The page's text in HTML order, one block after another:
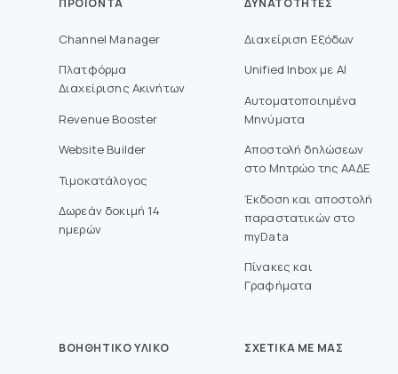
ΠΡΟΙΌΝΤΑ
Channel Manager
Πλατφόρμα
Διαχείρισης Ακινήτων
Revenue Booster
Website Builder
Τιμοκατάλογος
Δωρεάν δοκιμή 14
ημερών
ΔΥΝΑΤΌΤΗΤΕΣ
Διαχείριση Εξόδων
Unified Inbox με AI
Αυτοματοποιημένα
Μηνύματα
Aποστολή δηλώσεων
στο Mητρώο της ΑΑΔΕ
Έκδοση και αποστολή
παραστατικών στο
myData
Πίνακες και
Γραφήματα
ΒΟΗΘΗΤΙΚΌ ΥΛΙΚΌ ΣΧΕΤΙΚΆ ΜΕ ΜΑΣ